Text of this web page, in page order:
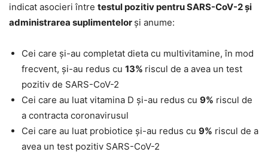
indicat asocieri între testul pozitiv pentru SARS-CoV-2 și
administrarea suplimentelor și anume:
Cei care și-au completat dieta cu multivitamine, în mod
frecvent, și-au redus cu 13% riscul de a avea un test
pozitiv de SARS-CoV-2
Cei care au luat vitamina D și-au redus cu 9% riscul de
a contracta coronavirusul
Cei care au luat probiotice și-au redus cu 9% riscul de a
avea un test pozitiv SARS-CoV-2